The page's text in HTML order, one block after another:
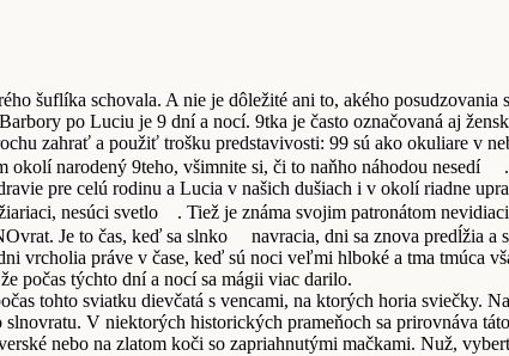
šuflíka schovala. A nie je dôležité ani to, akého
po Luciu je 9 dní a nocí. 9tka je často označovaná aj
zahrať a použiť trošku predstavivosti: 99 sú ako okuliare v
okolí narodený 9teho, všimnite si, či to naňho náhodou nesedí
.
pre celú rodinu a Lucia v našich dušiach i v okolí riadne
nesúci svetlo
. Tiež je známa svojim patronátom
Je to čas, keď sa slnko
navracia, dni sa znova predĺžia a
vrcholia práve v čase, keď sú noci veľmi hlboké a tma tmúca
počas týchto dní a nocí sa mágii viac darilo.
tohto sviatku dievčatá s vencami, na ktorých horia sviečky.
V niektorých historických prameňoch sa prirovnáva
nebo na zlatom koči so zapriahnutými mačkami. Nuž,